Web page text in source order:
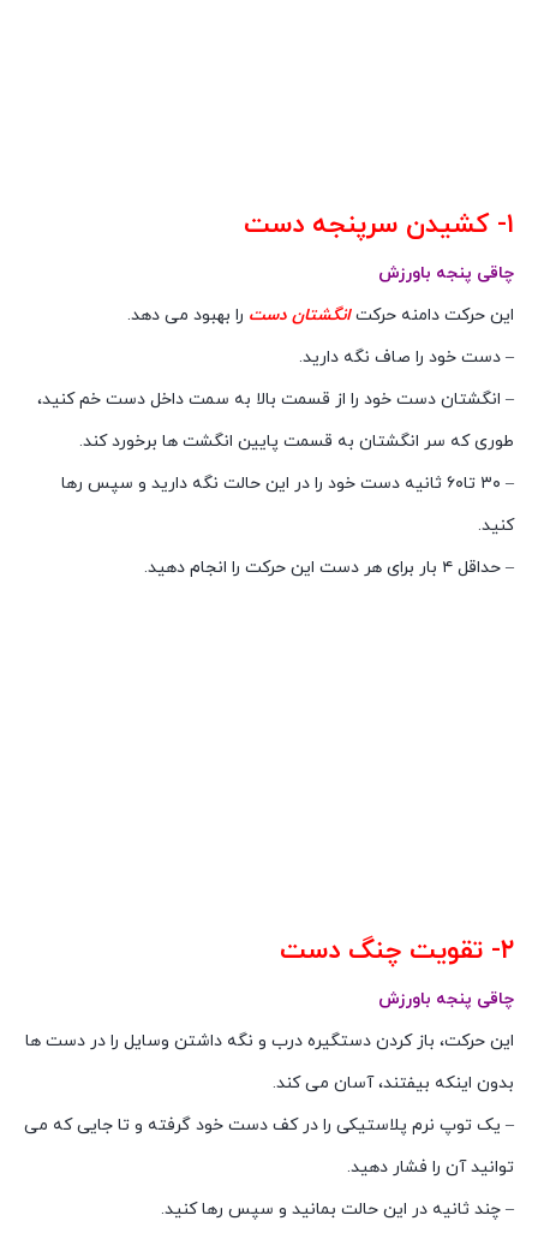
۱- کشیدن سرپنجه دست
چاقی پنجه باورزش
این حرکت دامنه حرکتانگشتان دست را بهبود می دهد.
– دست خود را صاف نگه دارید.
– انگشتان دست خود را از قسمت بالا به سمت داخل دست خم کنید،
طوری که سر انگشتان به قسمت پایین انگشت ها برخورد کند.
– ۳۰ تا۶۰ ثانیه دست خود را در این حالت نگه دارید و سپس رها
کنید.
– حداقل ۴ بار برای هر دست این حرکت را انجام دهید.
۲- تقویت چنگ دست
چاقی پنجه باورزش
این حرکت، باز کردن دستگیره درب و نگه داشتن وسایل را در دست ها
بدون اینکه بیفتند، آسان می کند.
– یک توپ نرم پلاستیکی را در کف دست خود گرفته و تا جایی که می
توانید آن را فشار دهید.
– چند ثانیه در این حالت بمانید و سپس رها کنید.